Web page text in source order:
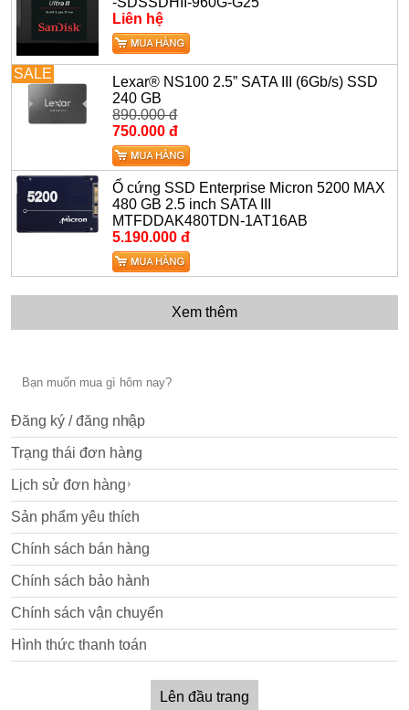
Liên hệ
SALE
Lexar® NS100 2.5” SATA III (6Gb/s) SSD
240 GB
890.000 đ
750.000 đ
Ổ cứng SSD Enterprise Micron 5200 MAX
480 GB 2.5 inch SATA III
MTFDDAK480TDN-1AT16AB
5.190.000 đ
Xem thêm
Đăng ký / đăng nhập
Trạng thái đơn hàng
Lịch sử đơn hàng
Sản phẩm yêu thích
Chính sách bán hàng
Chính sách bảo hành
Chính sách vận chuyển
Hình thức thanh toán
Lên đầu trang